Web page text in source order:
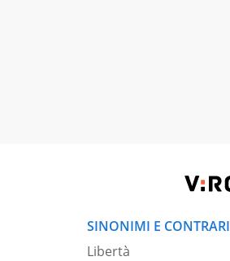
SINONIMI E CONTRARI
Libertà